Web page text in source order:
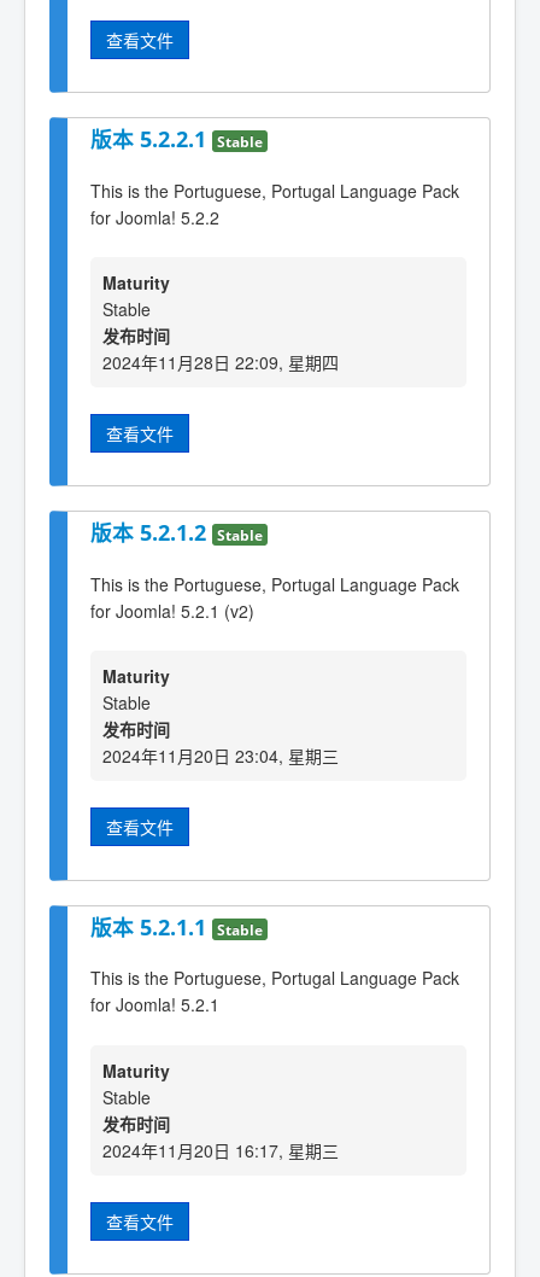
查看文件
版本 5.2.2.1 Stable
This is the Portuguese, Portugal Language Pack
for Joomla! 5.2.2
Maturity
Stable
发布时间
2024年11月28日 22:09, 星期四
查看文件
版本 5.2.1.2 Stable
This is the Portuguese, Portugal Language Pack
for Joomla! 5.2.1 (v2)
Maturity
Stable
发布时间
2024年11月20日 23:04, 星期三
查看文件
版本 5.2.1.1 Stable
This is the Portuguese, Portugal Language Pack
for Joomla! 5.2.1
Maturity
Stable
发布时间
2024年11月20日 16:17, 星期三
查看文件